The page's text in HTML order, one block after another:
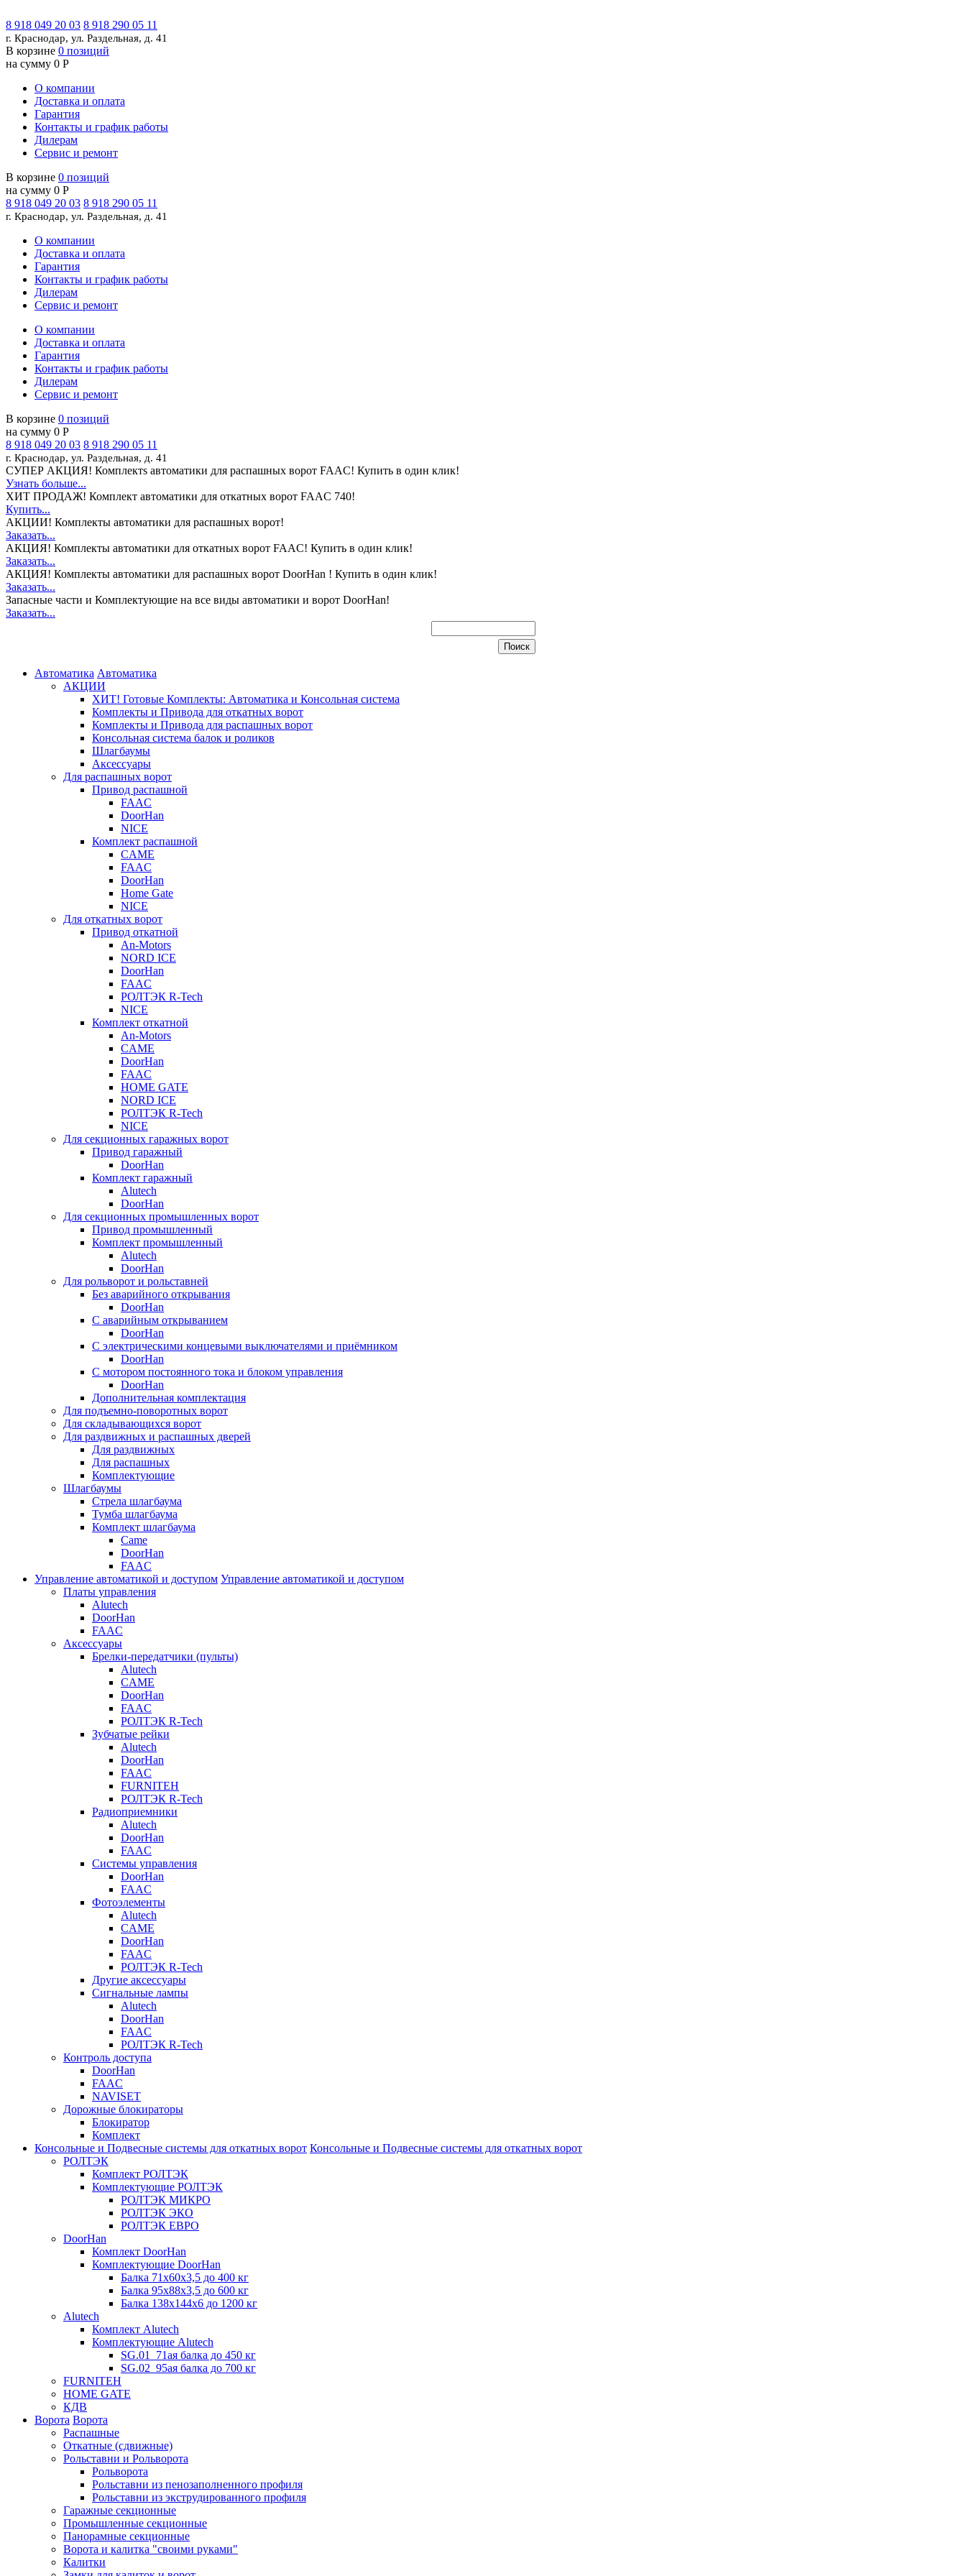
8 918 049 20 03 8 918 290 05 11
г. Краснодар, ул. Раздельная, д. 41
В корзине 0 позиций
на сумму 0 Р
О компании
Доставка и оплата
Гарантия
Контакты и график работы
Дилерам
Сервис и ремонт
В корзине 0 позиций
на сумму 0 Р
8 918 049 20 03 8 918 290 05 11
г. Краснодар, ул. Раздельная, д. 41
О компании
Доставка и оплата
Гарантия
Контакты и график работы
Дилерам
Сервис и ремонт
О компании
Доставка и оплата
Гарантия
Контакты и график работы
Дилерам
Сервис и ремонт
В корзине 0 позиций
на сумму 0 Р
8 918 049 20 03 8 918 290 05 11
г. Краснодар, ул. Раздельная, д. 41
СУПЕР АКЦИЯ! Комплектs автоматики для распашных ворот FAAC! Купить в один клик!
Узнать больше...
ХИТ ПРОДАЖ! Комплект автоматики для откатных ворот FAAC 740!
Купить...
АКЦИИ! Комплекты автоматики для распашных ворот!
Заказать...
АКЦИЯ! Комплекты автоматики для откатных ворот FAAC! Купить в один клик!
Заказать...
АКЦИЯ! Комплекты автоматики для распашных ворот DoorHan ! Купить в один клик!
Заказать...
Запасные части и Комплектующие на все виды автоматики и ворот DoorHan!
Заказать...
Автоматика Автоматика
АКЦИИ
ХИТ! Готовые Комплекты: Автоматика и Консольная система
Комплекты и Привода для откатных ворот
Комплекты и Привода для распашных ворот
Консольная система балок и роликов
Шлагбаумы
Аксессуары
Для распашных ворот
Привод распашной
FAAC
DoorHan
NICE
Комплект распашной
CAME
FAAC
DoorHan
Home Gate
NICE
Для откатных ворот
Привод откатной
An-Motors
NORD ICE
DoorHan
FAAC
РОЛТЭК R-Tech
NICE
Комплект откатной
An-Motors
CAME
DoorHan
FAAC
HOME GATE
NORD ICE
РОЛТЭК R-Tech
NICE
Для секционных гаражных ворот
Привод гаражный
DoorHan
Комплект гаражный
Alutech
DoorHan
Для секционных промышленных ворот
Привод промышленный
Комплект промышленный
Alutech
DoorHan
Для рольворот и рольставней
Без аварийного открывания
DoorHan
С аварийным открыванием
DoorHan
С электрическими концевыми выключателями и приёмником
DoorHan
С мотором постоянного тока и блоком управления
DoorHan
Дополнительная комплектация
Для подъемно-поворотных ворот
Для складывающихся ворот
Для раздвижных и распашных дверей
Для раздвижных
Для распашных
Комплектующие
Шлагбаумы
Стрела шлагбаума
Тумба шлагбаума
Комплект шлагбаума
Came
DoorHan
FAAC
Управление автоматикой и доступом Управление автоматикой и доступом
Платы управления
Alutech
DoorHan
FAAC
Аксессуары
Брелки-передатчики (пульты)
Alutech
CAME
DoorHan
FAAC
РОЛТЭК R-Tech
Зубчатые рейки
Alutech
DoorHan
FAAC
FURNITEH
РОЛТЭК R-Tech
Радиоприемники
Alutech
DoorHan
FAAC
Системы управления
DoorHan
FAAC
Фотоэлементы
Alutech
CAME
DoorHan
FAAC
РОЛТЭК R-Tech
Другие аксессуары
Сигнальные лампы
Alutech
DoorHan
FAAC
РОЛТЭК R-Tech
Контроль доступа
DoorHan
FAAC
NAVISET
Дорожные блокираторы
Блокиратор
Комплект
Консольные и Подвесные системы для откатных ворот Консольные и Подвесные системы для откатных ворот
РОЛТЭК
Комплект РОЛТЭК
Комплектующие РОЛТЭК
РОЛТЭК МИКРО
РОЛТЭК ЭКО
РОЛТЭК ЕВРО
DoorHan
Комплект DoorHan
Комплектующие DoorHan
Балка 71х60х3,5 до 400 кг
Балка 95х88х3,5 до 600 кг
Балка 138х144х6 до 1200 кг
Alutech
Комплект Alutech
Комплектующие Alutech
SG.01_71ая балка до 450 кг
SG.02_95ая балка до 700 кг
FURNITEH
HOME GATE
КДВ
Ворота Ворота
Распашные
Откатные (сдвижные)
Рольставни и Рольворота
Рольворота
Рольставни из пенозаполненного профиля
Рольставни из экструдированного профиля
Гаражные секционные
Промышленные секционные
Панорамные секционные
Ворота и калитка "своими руками"
Калитки